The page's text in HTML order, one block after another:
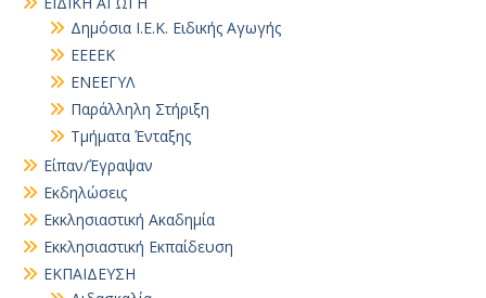
Δημόσια Ι.Ε.Κ. Ειδικής Αγωγής
ΕΕΕΕΚ
ΕΝΕΕΓΥΛ
Παράλληλη Στήριξη
Τμήματα Ένταξης
Είπαν/Έγραψαν
Εκδηλώσεις
Εκκλησιαστική Ακαδημία
Εκκλησιαστική Εκπαίδευση
ΕΚΠΑΙΔΕΥΣΗ